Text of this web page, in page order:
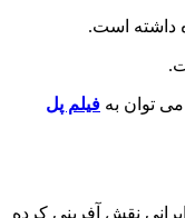
داشته است.
می توان به فیلم پل
نقش آفرینی کرده